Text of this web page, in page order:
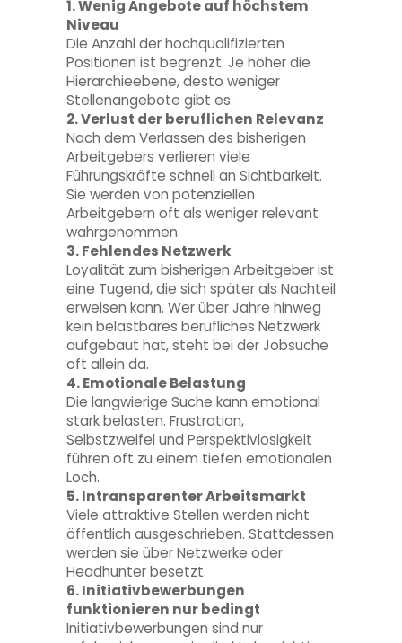
1. Wenig Angebote auf höchstem
Niveau
Die Anzahl der hochqualifizierten
Positionen ist begrenzt. Je höher die
Hierarchieebene, desto weniger
Stellenangebote gibt es.
2. Verlust der beruflichen Relevanz
Nach dem Verlassen des bisherigen
Arbeitgebers verlieren viele
Führungskräfte schnell an Sichtbarkeit.
Sie werden von potenziellen
Arbeitgebern oft als weniger relevant
wahrgenommen.
3. Fehlendes Netzwerk
Loyalität zum bisherigen Arbeitgeber ist
eine Tugend, die sich später als Nachteil
erweisen kann. Wer über Jahre hinweg
kein belastbares berufliches Netzwerk
aufgebaut hat, steht bei der Jobsuche
oft allein da.
4. Emotionale Belastung
Die langwierige Suche kann emotional
stark belasten. Frustration,
Selbstzweifel und Perspektivlosigkeit
führen oft zu einem tiefen emotionalen
Loch.
5. Intransparenter Arbeitsmarkt
Viele attraktive Stellen werden nicht
öffentlich ausgeschrieben. Stattdessen
werden sie über Netzwerke oder
Headhunter besetzt.
6. Initiativbewerbungen
funktionieren nur bedingt
Initiativbewerbungen sind nur